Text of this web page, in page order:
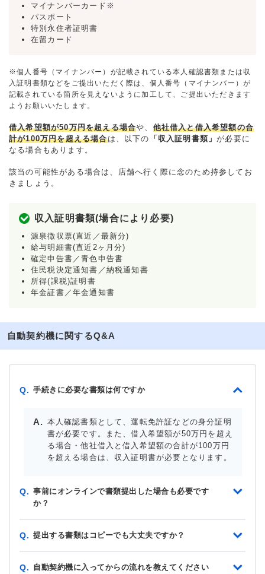
マイナンバーカード※
パスポート
特別永住者証明書
在留カード
※個人番号（マイナンバー）が記載されている本人確認書類または収
入証明書類などをご提出いただく際は、個人番号（マイナンバー）が
記載されている箇所を見えないように加工して、ご提出いただきます
ようお願いいたします。
借入希望額が50万円を超える場合や、 他社借入と借入希望額の合
計が100万円を超える場合は、以下の 「収入証明書類」が必要に
なる場合もあります。
該当の可能性がある場合は、店舗へ行く際に念のため持参してお
きましょう。
収入証明書類(場合により必要)
源泉徴収票(直近／最新分)
給与明細書(直近2ヶ月分)
確定申告書／青色申告書
住民税決定通知書／納税通知書
所得(課税)証明書
年金証書／年金通知書
自動契約機に関するQ&A
Q. 手続きに必要な書類は何ですか
本人確認書類として、運転免許証などの身分証明
書が必要です。また、借入希望額が50万円を超え
る場合・他社借入と借入希望額の合計が100万円
を超える場合は、収入証明書が必要となります。
Q. 事前にオンラインで書類提出した場合も必要です
か？
Q. 提出する書類はコピーでも大丈夫ですか？
Q. 自動契約機に入ってからの流れを教えてください